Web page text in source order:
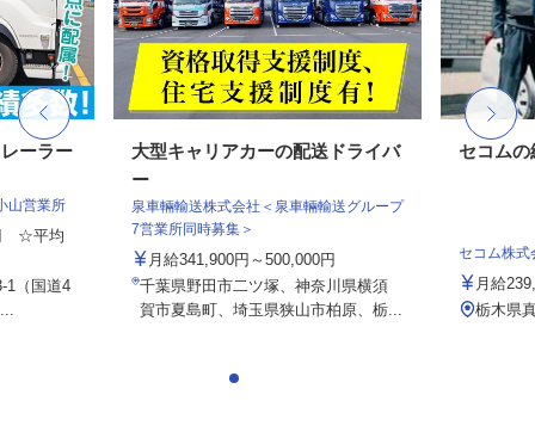
ーラー
山営業所
☆平均
1（国道4
大型キャリアカーの配送ドライバ
ー
泉車輛輸送株式会社＜泉車輛輸送グループ
7営業所同時募集＞
月給341,900円～500,000円
千葉県野田市二ツ塚、神奈川県横須
賀市夏島町、埼玉県狭山市柏原、栃...
セコムの
セコム株式
月給
栃木県